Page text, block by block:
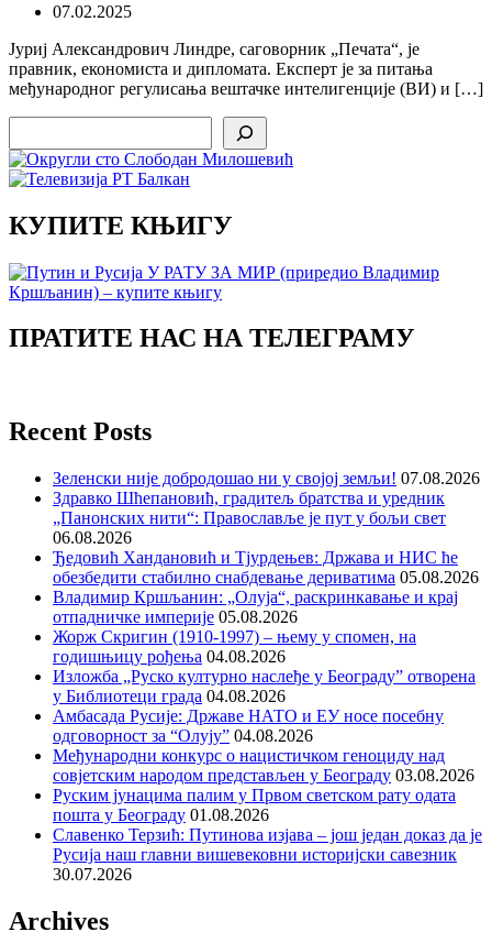
07.02.2025
Jуриј Александрович Линдре, саговорник „Печата“, је
правник, економиста и дипломата. Експерт је за питања
међународног регулисања вештачке интелигенције (ВИ) и […]
КУПИТЕ КЊИГУ
ПРАТИТЕ НАС НА ТЕЛЕГРАМУ
Recent Posts
Зеленски није добродошао ни у својој земљи! 07.08.2026
Здравко Шћепановић, градитељ братства и уредник
„Панонских нити“: Православље је пут у бољи свет
06.08.2026
Ђедовић Хандановић и Тјурдењев: Држава и НИС ће
обезбедити стабилно снабдевање дериватима 05.08.2026
Владимир Кршљанин: „Олуја“, раскринкавање и крај
отпадничке империје 05.08.2026
Жорж Скригин (1910-1997) – њему у спомен, на
годишњицу рођења 04.08.2026
Изложба „Руско културно наслеђе у Београду” отворена
у Библиотеци града 04.08.2026
Амбасада Русије: Државе НАТО и ЕУ носе посебну
одговорност за “Олују” 04.08.2026
Међународни конкурс о нацистичком геноциду над
совјетским народом представљен у Београду 03.08.2026
Руским јунацима палим у Првом светском рату одата
пошта у Београду 01.08.2026
Славенко Терзић: Путинова изјава – још један доказ да је
Русија наш главни вишевековни историјски савезник
30.07.2026
Archives